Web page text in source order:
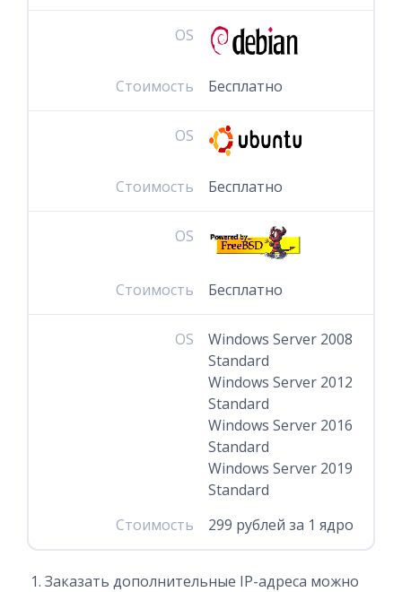
OS
Стоимость Бесплатно
OS
Стоимость Бесплатно
OS
Стоимость Бесплатно
OS
Windows Server 2008
Standard
Windows Server 2012
Standard
Windows Server 2016
Standard
Windows Server 2019
Standard
Стоимость
299 рублей за 1 ядро
Заказать дополнительные IP-адреса можно